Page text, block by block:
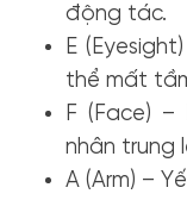
động tác.
E
thể mất
F (Face)
nhân trung
A (Arm) –